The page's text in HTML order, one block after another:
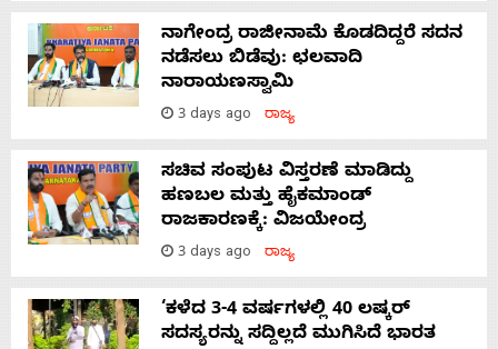
ನಾಗೇಂದ್ರ ರಾಜೀನಾಮೆ ಕೊಡದಿದ್ದರೆ ಸದನ
ನಡೆಸಲು ಬಿಡೆವು: ಛಲವಾದಿ
ನಾರಾಯಣಸ್ವಾಮಿ
3 days ago ರಾಜ್ಯ
ಸಚಿವ ಸಂಪುಟ ವಿಸ್ತರಣೆ ಮಾಡಿದ್ದು
ಹಣಬಲ ಮತ್ತು ಹೈಕಮಾಂಡ್
ರಾಜಕಾರಣಕ್ಕೆ: ವಿಜಯೇಂದ್ರ
3 days ago ರಾಜ್ಯ
‘ಕಳೆದ 3-4 ವರ್ಷಗಳಲ್ಲಿ 40 ಲಷ್ಕರ್
ಸದಸ್ಯರನ್ನು ಸದ್ದಿಲ್ಲದೆ ಮುಗಿಸಿದೆ ಭಾರತ